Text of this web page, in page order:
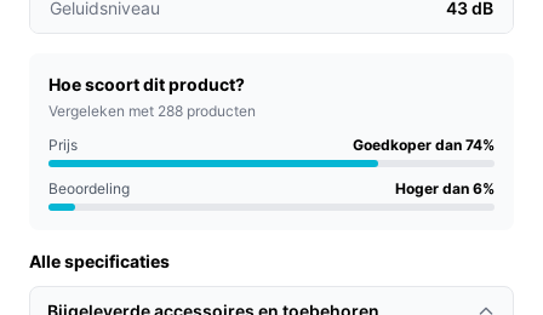
Deze dweilrobot is ideaal voor drukke huishoudens,
met traditionele schoonmaakmethoden. Of je nu een
drukke professional bent of een ouder met kleine
kinderen, de Nordväl HC104 verlicht jouw dagelijkse
schoonmaaktaken.
De Nordväl HC104 onderscheidt zich van andere
dweilrobots door zijn unieke kenmerken:
Geluidsniveau 43 dB
Hoe scoort dit product?
Vergeleken met 288 producten
Prijs
Goedkoper dan 74%
Beoordeling Hoger dan 6%
Alle specificaties
Bijgeleverde accessoires en toebehoren